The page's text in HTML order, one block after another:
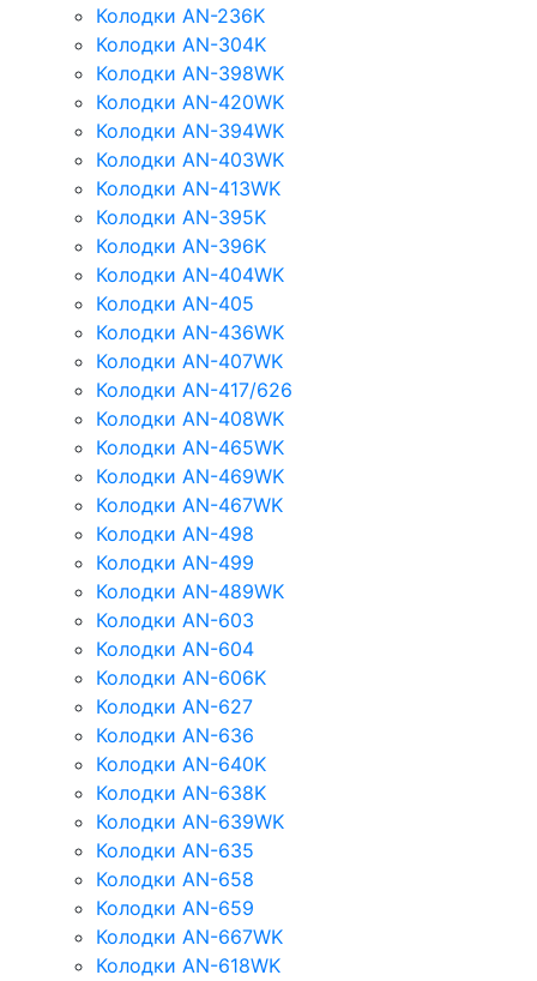
Колодки AN-236K
Колодки AN-304K
Колодки AN-398WK
Колодки AN-420WK
Колодки AN-394WK
Колодки AN-403WK
Колодки AN-413WK
Колодки AN-395K
Колодки AN-396K
Колодки AN-404WK
Колодки AN-405
Колодки AN-436WK
Колодки AN-407WK
Колодки AN-417/626
Колодки AN-408WK
Колодки AN-465WK
Колодки AN-469WK
Колодки AN-467WK
Колодки AN-498
Колодки AN-499
Колодки AN-489WK
Колодки AN-603
Колодки AN-604
Колодки AN-606K
Колодки AN-627
Колодки AN-636
Колодки AN-640K
Колодки AN-638K
Колодки AN-639WK
Колодки AN-635
Колодки AN-658
Колодки AN-659
Колодки AN-667WK
Колодки AN-618WK